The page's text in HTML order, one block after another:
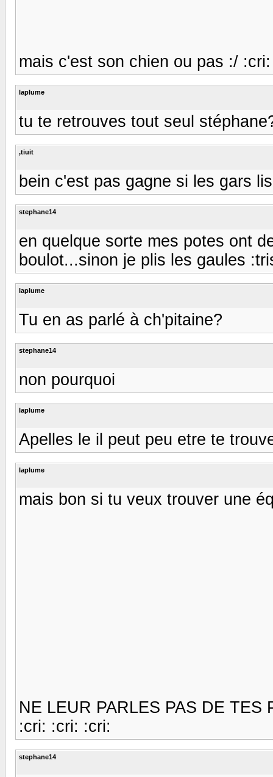
mais c'est son chien ou pas :/
laplume
tu te retrouves tout seul
,tiuit
bein c'est pas gagne si les gars
stephane14
en quelque sorte mes potes ont
boulot...sinon je plis les gaules
laplume
Tu en as parlé à ch'pitaine?
stephane14
non pourquoi
laplume
Apelles le il peut peu etre te
laplume
mais bon si tu veux trouver une
NE LEUR PARLES PAS DE TES
:cri: :cri: :cri:
stephane14